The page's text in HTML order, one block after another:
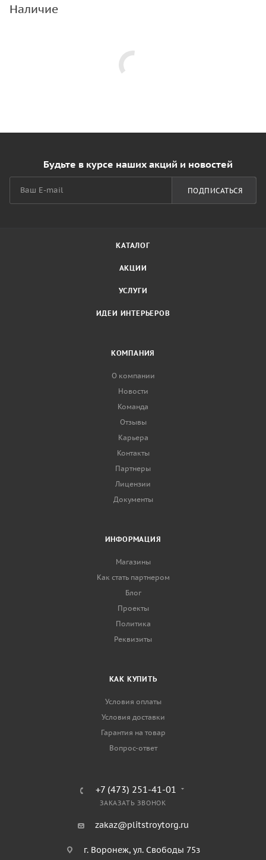
Наличие
Будьте в курсе наших акций и новостей
ПОДПИСАТЬСЯ
КАТАЛОГ
АКЦИИ
УСЛУГИ
ИДЕИ ИНТЕРЬЕРОВ
КОМПАНИЯ
О компании
Новости
Команда
Отзывы
Карьера
Контакты
Партнеры
Лицензии
Документы
ИНФОРМАЦИЯ
Магазины
Как стать партнером
Блог
Проекты
Политика
Реквизиты
КАК КУПИТЬ
Условия оплаты
Условия доставки
Гарантия на товар
Вопрос-ответ
+7 (473) 251-41-01
ЗАКАЗАТЬ ЗВОНОК
zakaz@plitstroytorg.ru
г. Воронеж, ул. Свободы 75з